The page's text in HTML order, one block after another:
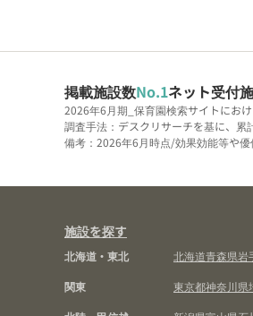
掲載施設数No.1ネット受付
2026年6月期_保育園検索サイトにお
調査手法：デスクリサーチを基に、累
備考：2026年6月時点/効果効能等や
施設を探す
北海道・東北 北海道青森県岩
関東
東京都神奈川県